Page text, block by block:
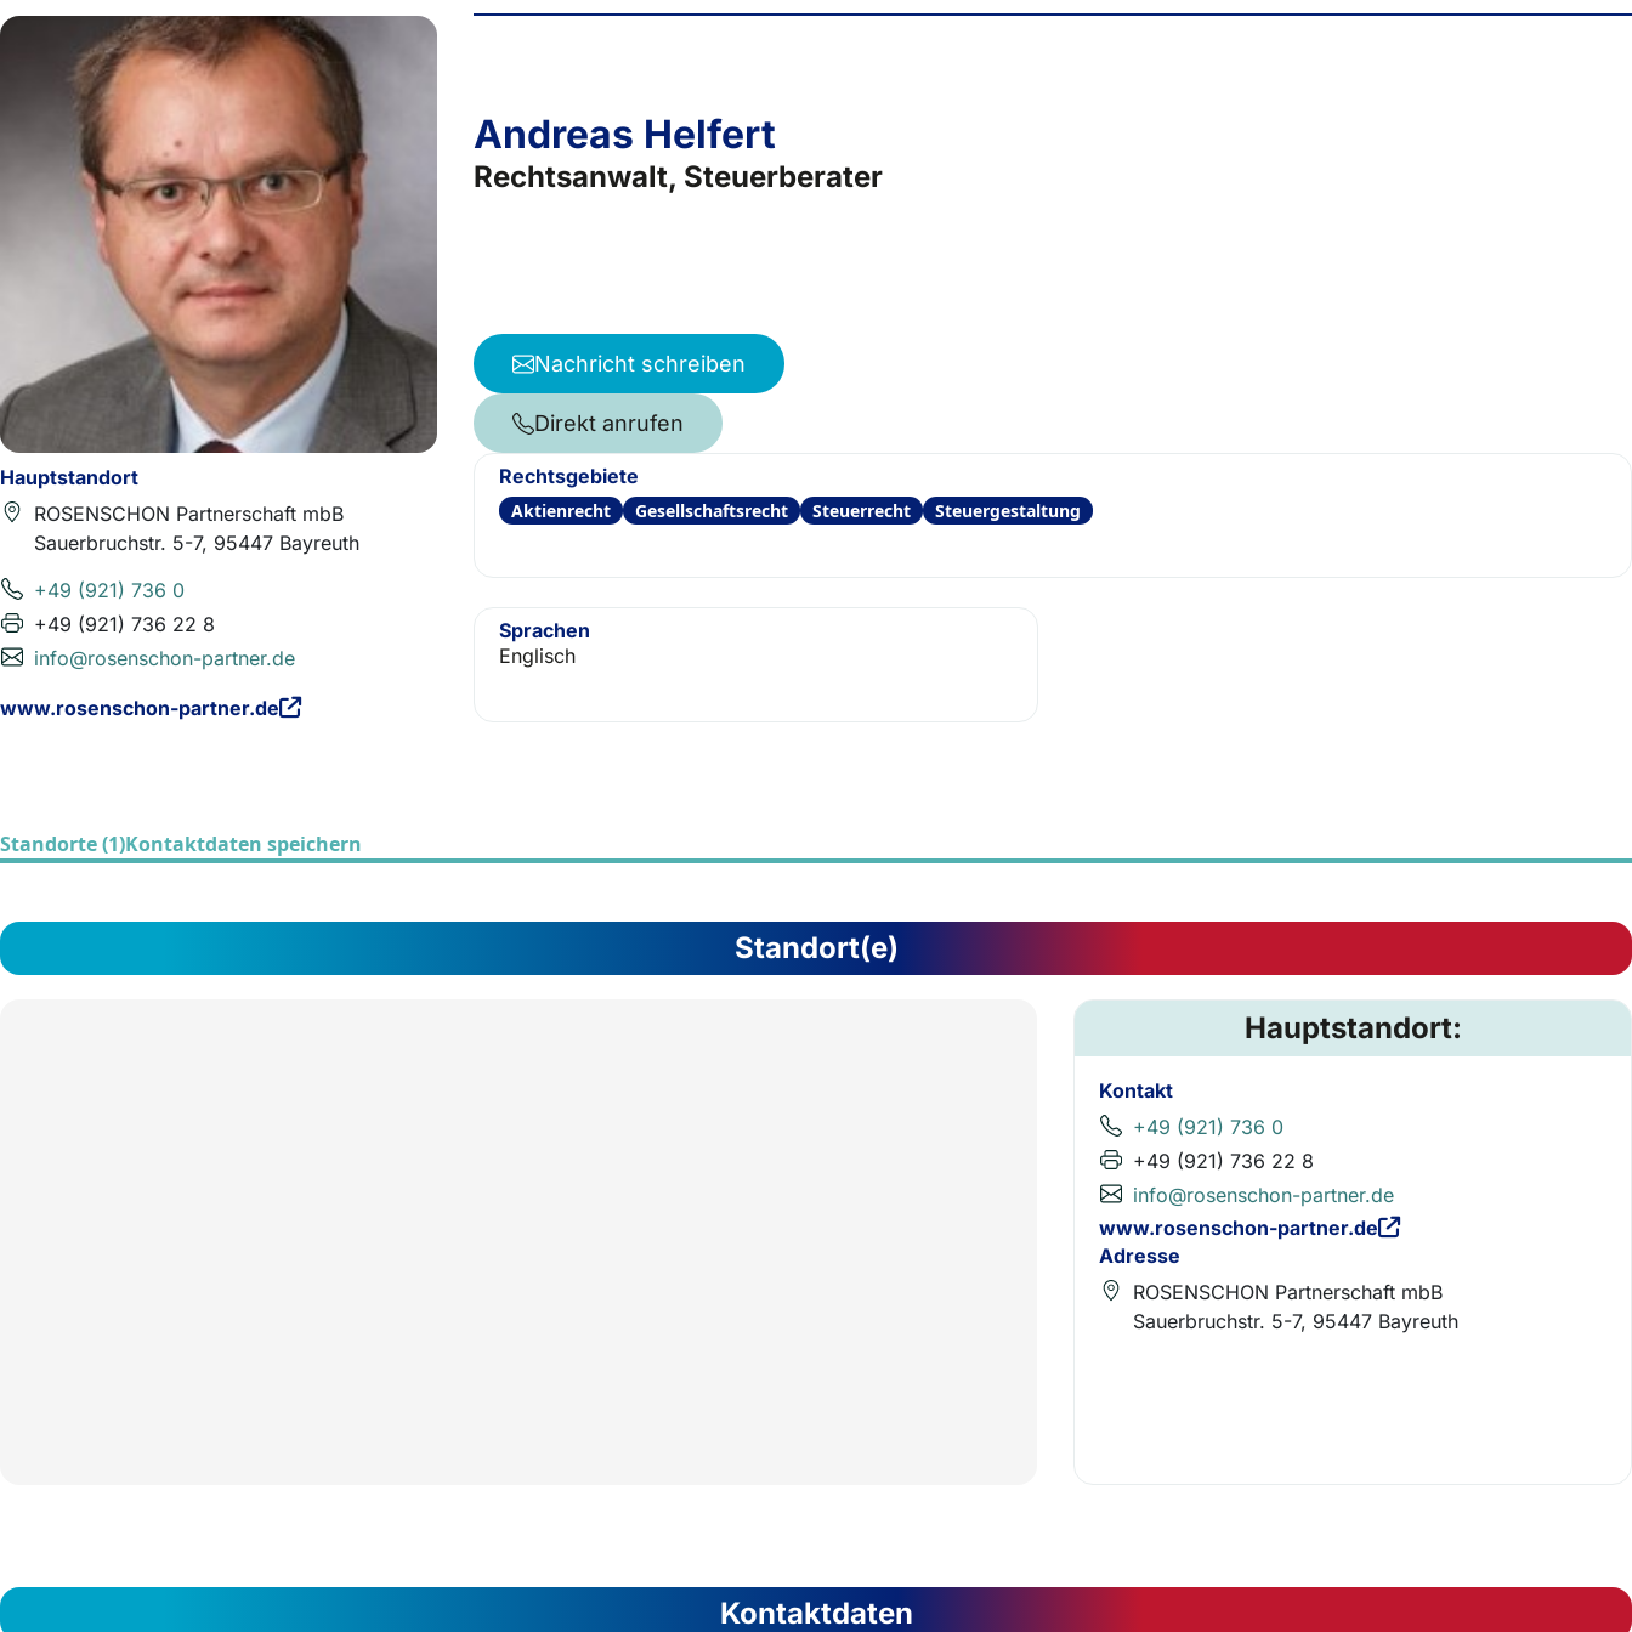
Hauptstandort
ROSENSCHON Partnerschaft mbB
Sauerbruchstr. 5-7, 95447 Bayreuth
+49 (921) 736 0
+49 (921) 736 22 8
info@rosenschon-partner.de
www.rosenschon-partner.de
Andreas Helfert
Rechtsanwalt, Steuerberater
Nachricht schreiben
Direkt anrufen
Rechtsgebiete
Aktienrecht Gesellschaftsrecht Steuerrecht Steuergestaltung
Sprachen
Englisch
Standorte (1)Kontaktdaten speichern
Standort(e)
Hauptstandort:
Kontakt
+49 (921) 736 0
+49 (921) 736 22 8
info@rosenschon-partner.de
www.rosenschon-partner.de
Adresse
ROSENSCHON Partnerschaft mbB
Sauerbruchstr. 5-7, 95447 Bayreuth
Kontaktdaten